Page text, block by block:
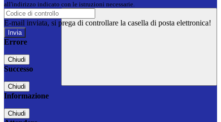
all'indirizzo indicato con le istruzioni necessarie.
E-mail inviata, si prega di controllare la casella di posta elettronica!
Errore
Chiudi
Successo
Chiudi
Informazione
Chiudi